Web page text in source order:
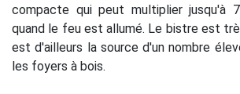
compacte qui peut multiplier jusqu'à
quand le feu est allumé. Le bistre est
est d'ailleurs la source d'un nombre
les foyers à bois.